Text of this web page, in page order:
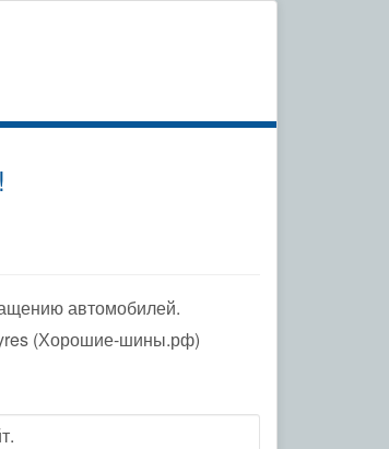
автомобилей.
(Хорошие-шины.рф)